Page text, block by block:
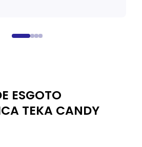
ESGOTO
TEKA CANDY